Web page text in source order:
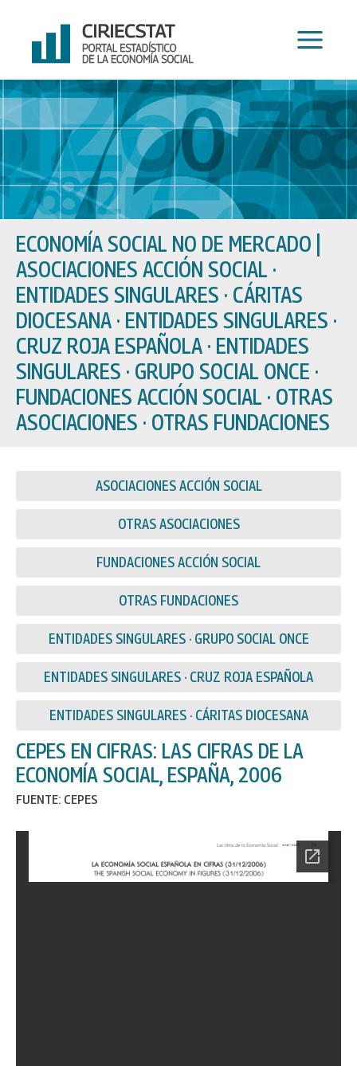
contenido
ECONOMÍA SOCIAL NO DE MERCADO
ASOCIACIONES ACCIÓN SOCIAL ·
ENTIDADES SINGULARES · CÁRITAS
DIOCESANA · ENTIDADES SINGULARES ·
CRUZ ROJA ESPAÑOLA · ENTIDADES
SINGULARES · GRUPO SOCIAL ONCE ·
FUNDACIONES ACCIÓN SOCIAL · OTRAS
ASOCIACIONES · OTRAS FUNDACIONES
ASOCIACIONES ACCIÓN SOCIAL
OTRAS ASOCIACIONES
FUNDACIONES ACCIÓN SOCIAL
OTRAS FUNDACIONES
ENTIDADES SINGULARES · GRUPO SOCIAL ONCE
ENTIDADES SINGULARES · CRUZ ROJA ESPAÑOLA
ENTIDADES SINGULARES · CÁRITAS DIOCESANA
CEPES EN CIFRAS: LAS CIFRAS DE LA
ECONOMÍA SOCIAL, ESPAÑA, 2006
FUENTE: CEPES